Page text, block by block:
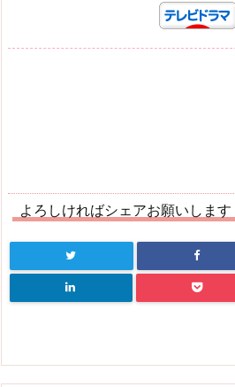
よろしければシェアお願いします